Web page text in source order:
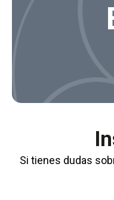
Si tienes dudas